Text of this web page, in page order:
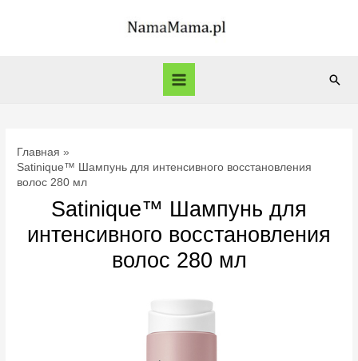
Main
Главная
Satinique™ Шампунь для интенсивного восстановления
волос 280 мл
Satinique™ Шампунь для
интенсивного восстановления
волос 280 мл